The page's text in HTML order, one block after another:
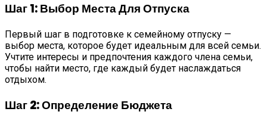
Шаг 1: Выбор Места Для Отпуска
Первый шаг в подготовке к семейному отпуску —
выбор места, которое будет идеальным для всей семьи.
Учтите интересы и предпочтения каждого члена семьи,
чтобы найти место, где каждый будет наслаждаться
отдыхом.
Шаг 2: Определение Бюджета